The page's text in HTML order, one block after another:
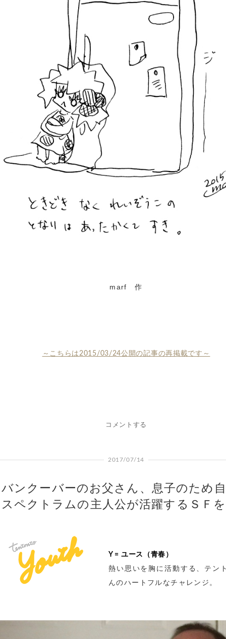
marf 作
～こちらは2015/03/24公開の記事の再掲載です～
コメントする
2017/07/14
バンクーバーのお父さん、息子のため
スペクトラムの主人公が活躍するＳＦ
Y = ユース（青春）
熱い思いを胸に活動する、テン
んのハートフルなチャレンジ。